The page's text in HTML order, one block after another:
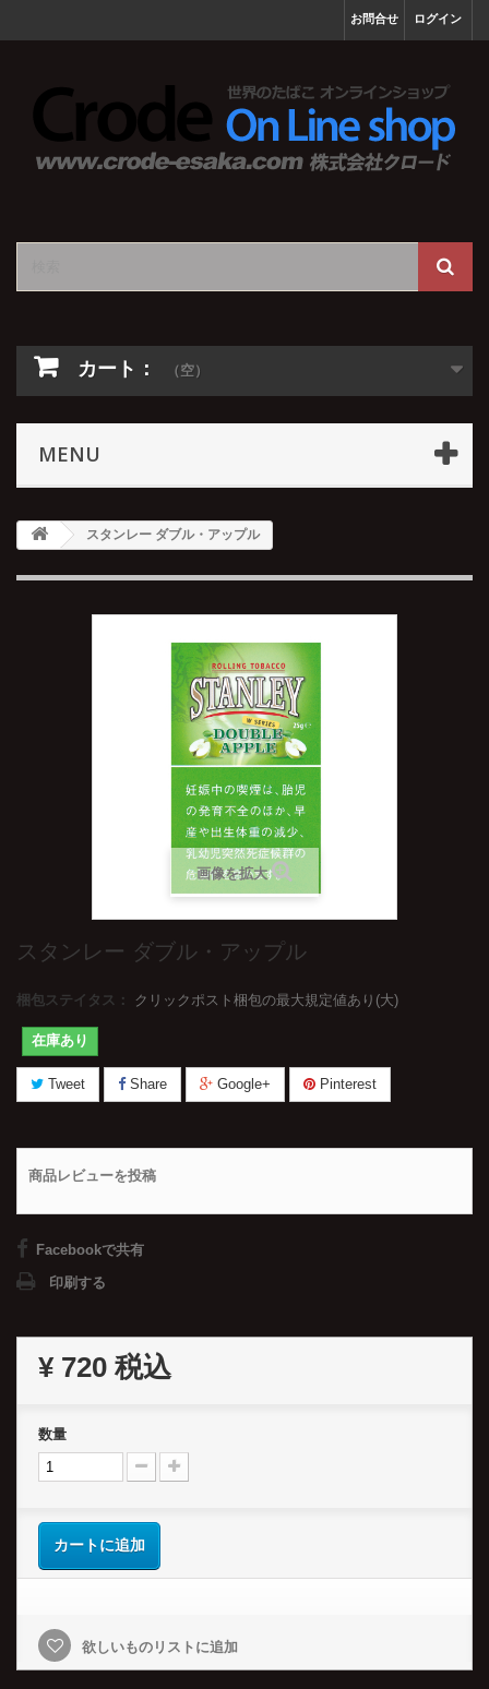
ログイン
お問合せ
カート： （空）
MENU
スタンレー ダブル・アップル
画像を拡大
スタンレー ダブル・アップル
梱包ステイタス： クリックポスト梱包の最大規定値あり(大)
在庫あり
Tweet Share Google+ Pinterest
商品レビューを投稿
Facebookで共有
印刷する
¥ 720 税込
数量
カートに追加
欲しいものリストに追加